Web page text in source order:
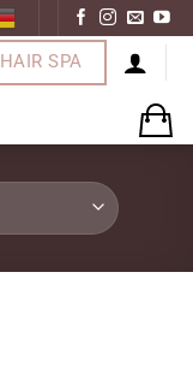
HAIR SPA